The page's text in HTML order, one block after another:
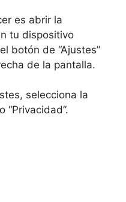
es abrir la
tu dispositivo
botón de “Ajustes”
de la pantalla.
selecciona la
“Privacidad”.